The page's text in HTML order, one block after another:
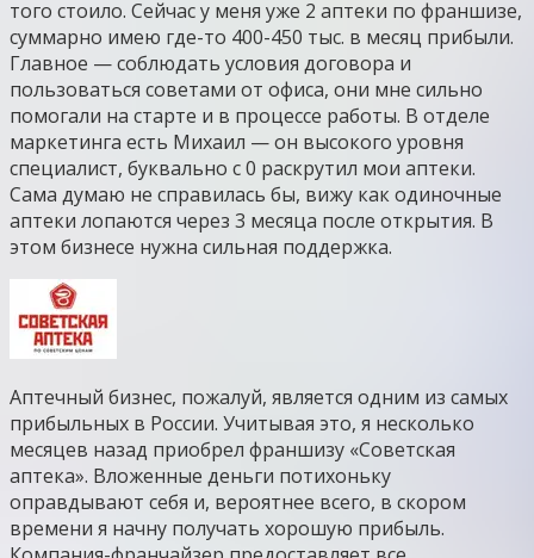
того стоило. Сейчас у меня уже 2 аптеки по франшизе,
суммарно имею где-то 400-450 тыс. в месяц прибыли.
Главное — соблюдать условия договора и
пользоваться советами от офиса, они мне сильно
помогали на старте и в процессе работы. В отделе
маркетинга есть Михаил — он высокого уровня
специалист, буквально с 0 раскрутил мои аптеки.
Сама думаю не справилась бы, вижу как одиночные
аптеки лопаются через 3 месяца после открытия. В
этом бизнесе нужна сильная поддержка.
Аптечный бизнес, пожалуй, является одним из самых
прибыльных в России. Учитывая это, я несколько
месяцев назад приобрел франшизу «Советская
аптека». Вложенные деньги потихоньку
оправдывают себя и, вероятнее всего, в скором
времени я начну получать хорошую прибыль.